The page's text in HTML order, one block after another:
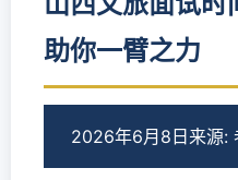
助你一臂之力
2026年6月8日 来源: